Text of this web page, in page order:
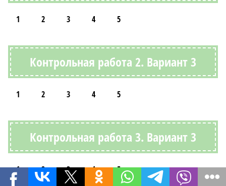
1 2 3 4 5
Контрольная работа 2. Вариант 3
1 2 3 4 5
Контрольная работа 3. Вариант 3
1 2 3 4 5